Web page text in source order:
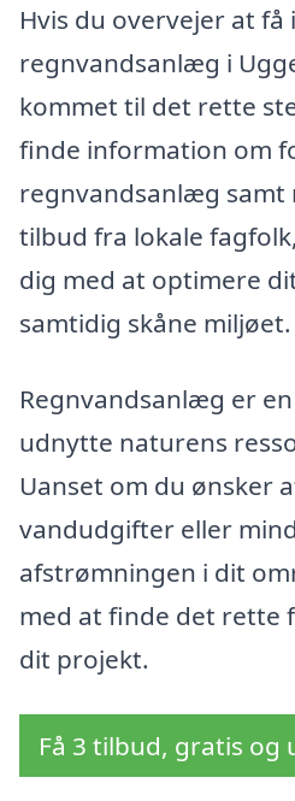
Hvis du overvejer at
regnvandsanlæg i
kommet til det rette
finde information om
regnvandsanlæg samt
tilbud fra lokale
dig med at optimere
samtidig skåne miljøet.
Regnvandsanlæg er
udnytte naturens
Uanset om du ønsker
vandudgifter eller
afstrømningen i dit
med at finde det rette
dit projekt.
Få 3 tilbud, gratis